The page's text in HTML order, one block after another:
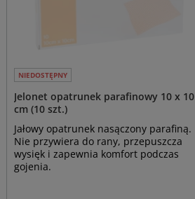
NIEDOSTĘPNY
Jelonet opatrunek parafinowy 10 x 10
cm (10 szt.)
Jałowy opatrunek nasączony parafiną.
Nie przywiera do rany, przepuszcza
wysięk i zapewnia komfort podczas
gojenia.